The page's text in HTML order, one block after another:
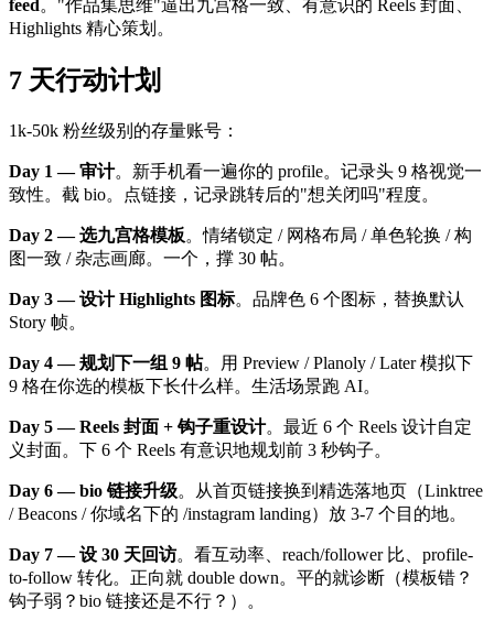
feed。"作品集思维"逼出九宫格一致、有意识的 Reels 封面、
Highlights 精心策划。
7 天行动计划
1k-50k 粉丝级别的存量账号：
Day 1 — 审计。新手机看一遍你的 profile。记录头 9 格视觉一
致性。截 bio。点链接，记录跳转后的"想关闭吗"程度。
Day 2 — 选九宫格模板。情绪锁定 / 网格布局 / 单色轮换 / 构
图一致 / 杂志画廊。一个，撑 30 帖。
Day 3 — 设计 Highlights 图标。品牌色 6 个图标，替换默认
Story 帧。
Day 4 — 规划下一组 9 帖。用 Preview / Planoly / Later 模拟下
9 格在你选的模板下长什么样。生活场景跑 AI。
Day 5 — Reels 封面 + 钩子重设计。最近 6 个 Reels 设计自定
义封面。下 6 个 Reels 有意识地规划前 3 秒钩子。
Day 6 — bio 链接升级。从首页链接换到精选落地页（Linktree
/ Beacons / 你域名下的 /instagram landing）放 3-7 个目的地。
Day 7 — 设 30 天回访。看互动率、reach/follower 比、profile-
to-follow 转化。正向就 double down。平的就诊断（模板错？
钩子弱？bio 链接还是不行？）。